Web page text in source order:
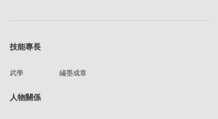
技能專長
武學 繡墨成章
人物關係